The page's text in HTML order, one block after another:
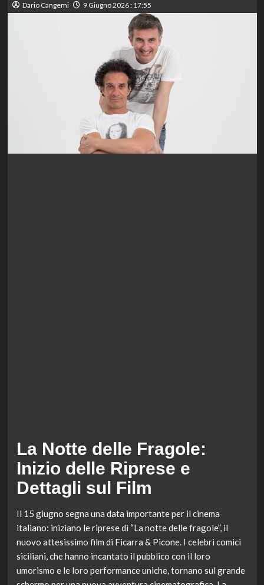
Dario Cangemi 9 Giugno 2026 : 17:55
La Notte delle Fragole:
Inizio delle Riprese e
Dettagli sul Film
Il 15 giugno segna una data importante per il cinema
italiano: iniziano le riprese di “La notte delle fragole”, il
nuovo attesissimo film di Ficarra & Picone. I celebri comici
siciliani, che hanno incantato il pubblico con il loro
umorismo e le loro performance uniche, tornano sul grande